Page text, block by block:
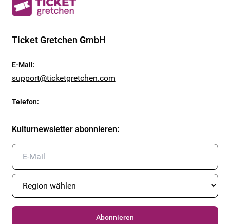
Ticket Gretchen GmbH
E-Mail :
support@ticketgretchen.com
Telefon:
Kulturnewsletter abonnieren:
Abonnieren